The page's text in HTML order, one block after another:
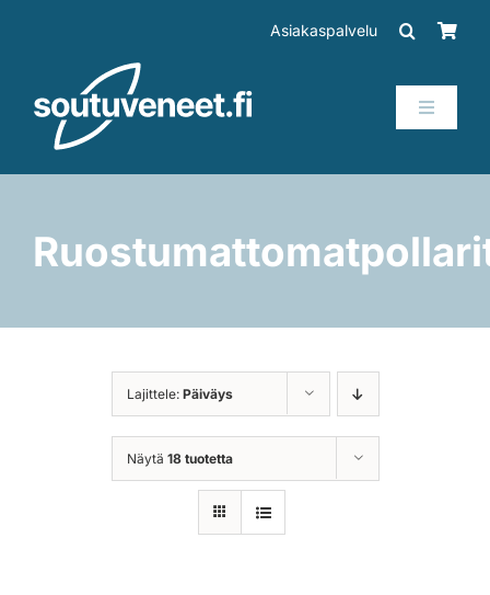
Asiakaspalvelu
Toggle
Perämoottorit
Lajittele: Päiväys
Näytä 18 tuotetta